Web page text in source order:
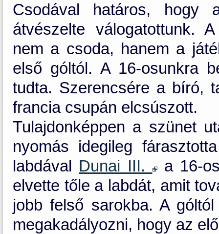
Csodával határos,
átvészelte válogatottunk.
nem a csoda, hanem a
első góltól. A 16-osunkra
tudta. Szerencsére a bíró,
francia csupán elcsúszott.
Tulajdonképpen a szünet
nyomás idegileg
labdával Dunai III.
a 16-
elvette tőle a labdát, amit
jobb felső sarokba. A
megakadályozni, hogy az